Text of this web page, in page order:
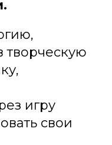
творческую
игру
свои